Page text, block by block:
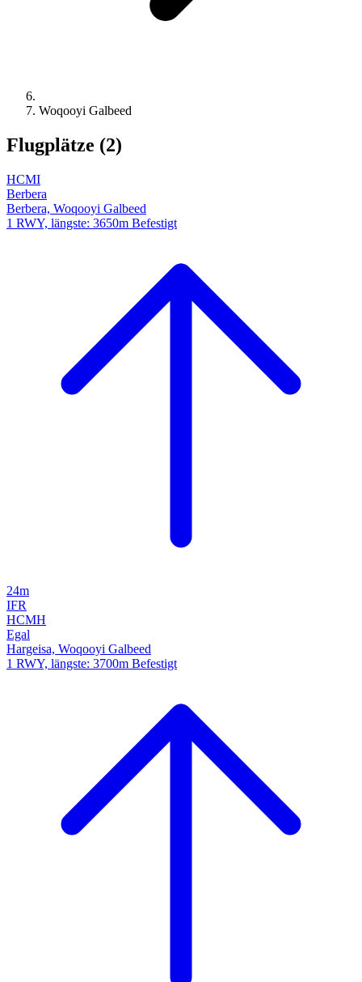
Woqooyi Galbeed
Flugplätze (2)
HCMI
Berbera
Berbera, Woqooyi Galbeed
1 RWY, längste: 3650m Befestigt
24m
IFR
HCMH
Egal
Hargeisa, Woqooyi Galbeed
1 RWY, längste: 3700m Befestigt